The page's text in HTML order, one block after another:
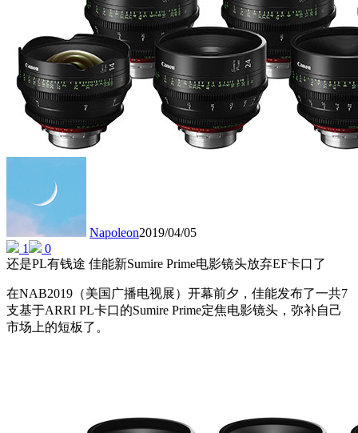
Napoleon2019/04/05
1
0
还是PL有钱途 佳能新Sumire Prime电影镜头放弃EF卡口了
在NAB2019（美国广播电视展）开幕前夕，佳能发布了一共7
支基于ARRI PL卡口的Sumire Prime定焦电影镜头，弥补自己
市场上的短板了。